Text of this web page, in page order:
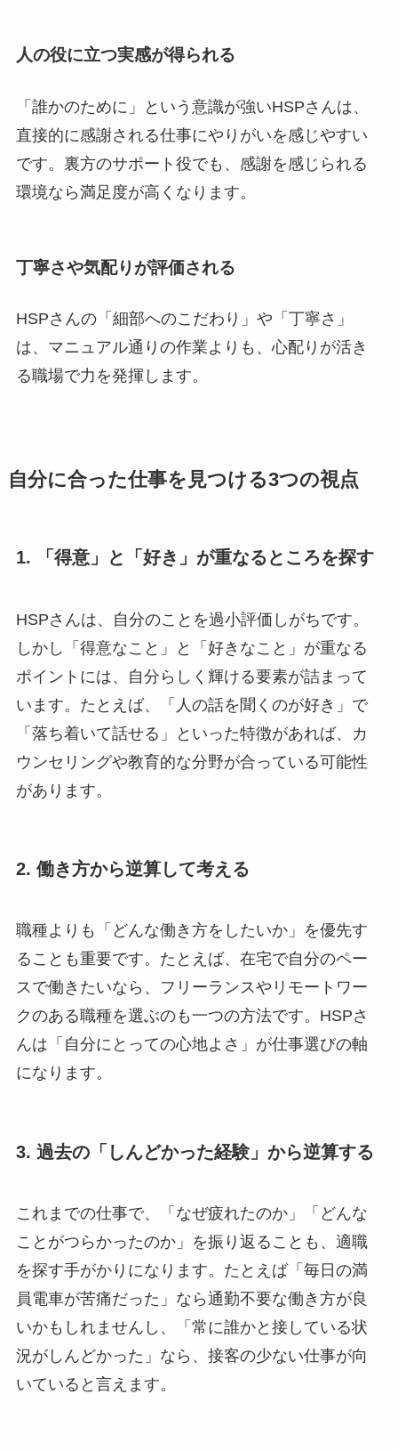
人の役に立つ実感が得られる
「誰かのために」という意識が強いHSPさんは、
直接的に感謝される仕事にやりがいを感じやすい
です。裏方のサポート役でも、感謝を感じられる
環境なら満足度が高くなります。
丁寧さや気配りが評価される
HSPさんの「細部へのこだわり」や「丁寧さ」
は、マニュアル通りの作業よりも、心配りが活き
る職場で力を発揮します。
自分に合った仕事を見つける3つの視点
1. 「得意」と「好き」が重なるところを探す
HSPさんは、自分のことを過小評価しがちです。
しかし「得意なこと」と「好きなこと」が重なる
ポイントには、自分らしく輝ける要素が詰まって
います。たとえば、「人の話を聞くのが好き」で
「落ち着いて話せる」といった特徴があれば、カ
ウンセリングや教育的な分野が合っている可能性
があります。
2. 働き方から逆算して考える
職種よりも「どんな働き方をしたいか」を優先す
ることも重要です。たとえば、在宅で自分のペー
スで働きたいなら、フリーランスやリモートワー
クのある職種を選ぶのも一つの方法です。HSPさ
んは「自分にとっての心地よさ」が仕事選びの軸
になります。
3. 過去の「しんどかった経験」から逆算する
これまでの仕事で、「なぜ疲れたのか」「どんな
ことがつらかったのか」を振り返ることも、適職
を探す手がかりになります。たとえば「毎日の満
員電車が苦痛だった」なら通勤不要な働き方が良
いかもしれませんし、「常に誰かと接している状
況がしんどかった」なら、接客の少ない仕事が向
いていると言えます。